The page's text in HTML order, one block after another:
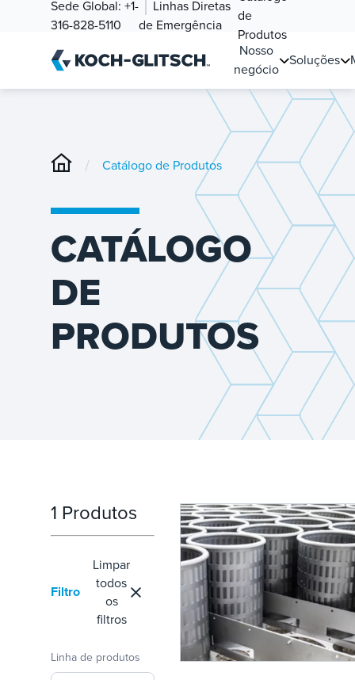
Sede Global: +1-
316-828-5110
Linhas Diretas
de Emergência
de
Produtos
Nosso
negócio
Soluções
/ Catálogo de Produtos
CATÁLOGO
DE
PRODUTOS
1 Produtos
Filtro
Limpar
todos
os
filtros
Linha de produtos